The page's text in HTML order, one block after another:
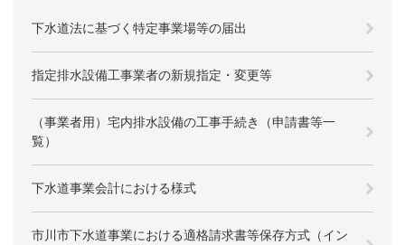
下水道法に基づく特定事業場等の届出
指定排水設備工事業者の新規指定・変更等
（事業者用）宅内排水設備の工事手続き（申請書等一
覧）
下水道事業会計における様式
市川市下水道事業における適格請求書等保存方式（イン